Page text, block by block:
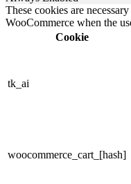
These cookies are
WooCommerce when the
Cookie
tk_ai
woocommerce_cart_[hash]